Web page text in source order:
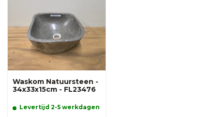
Waskom Natuursteen -
34x33x15cm - FL23476
Levertijd 2-5 werkdagen